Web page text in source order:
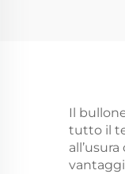
Il
tutto il